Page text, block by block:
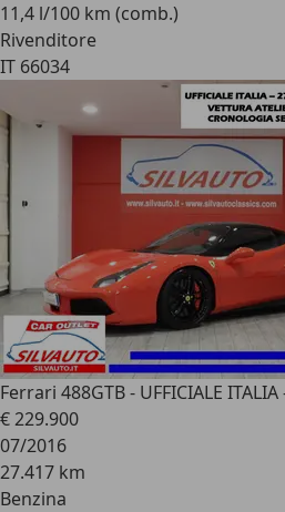
11,4 l/100 km (comb.)
Rivenditore
IT 66034
Ferrari 488GTB - UFFICIALE
€ 229.900
07/2016
27.417 km
Benzina